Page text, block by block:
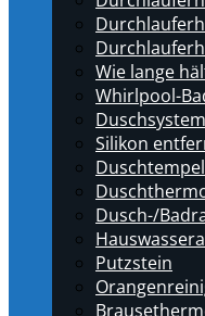
Wie lange
Whirlpool-
Silikon
Duschtempel
Dusch-/
Putzstein